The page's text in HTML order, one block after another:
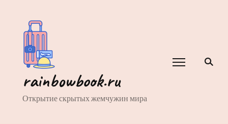
rainbowbook.ru
Открытие скрытых жемчужин мира